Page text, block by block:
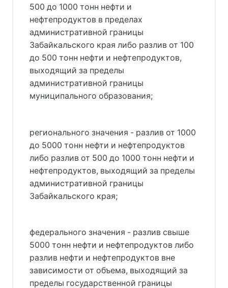
500 до 1000 тонн нефти и
нефтепродуктов в пределах
административной границы
Забайкальского края либо разлив от 100
до 500 тонн нефти и нефтепродуктов,
выходящий за пределы
административной границы
муниципального образования;
регионального значения - разлив от 1000
до 5000 тонн нефти и нефтепродуктов
либо разлив от 500 до 1000 тонн нефти и
нефтепродуктов, выходящий за пределы
административной границы
Забайкальского края;
федерального значения - разлив свыше
5000 тонн нефти и нефтепродуктов либо
разлив нефти и нефтепродуктов вне
зависимости от объема, выходящий за
пределы государственной границы